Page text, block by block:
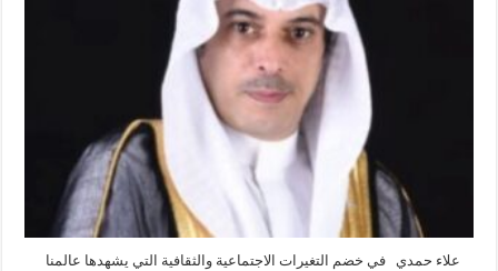
الرويس”
يسلط
الضوء
على
رؤى
ومبادرات
شكلت
علامة
فارقة
في
العربي
علاء حمدي في خضم التغيرات الاجتماعية والثقافية التي يشهدها عالمنا